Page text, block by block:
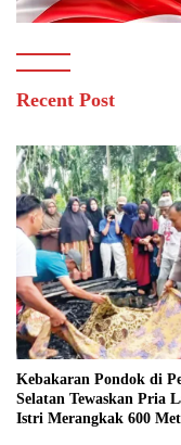
Recent Post
Kebakaran Pondok di
Selatan Tewaskan Pria
Istri Merangkak 600